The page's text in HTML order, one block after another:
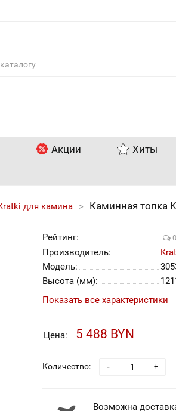
Акции Хиты
для камина Каминная топка
Рейтинг:
Производитель:
Модель:
Высота (мм):
Показать все характеристики
Цена: 5 488 BYN
Количество: +
-
Возможна